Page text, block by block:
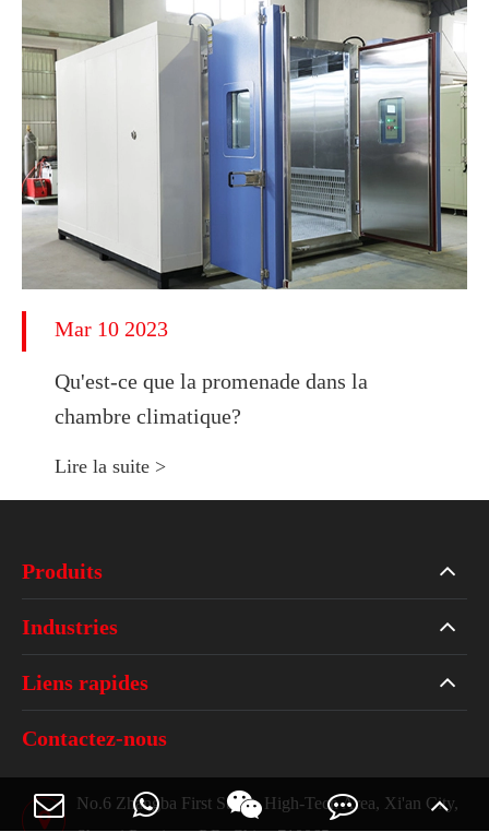
Mar 10 2023
Qu'est-ce que la promenade dans la
chambre climatique?
Lire la suite >
Produits
Industries
Liens rapides
Contactez-nous
No.6 Zhangba First Street, High-Tech Area, Xi'an City,